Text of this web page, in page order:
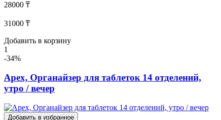
28000 ₸
31000 ₸
Добавить в корзину
1
-34%
Apex, Органайзер для таблеток 14 отделений,
утро / вечер
Добавить в избранное